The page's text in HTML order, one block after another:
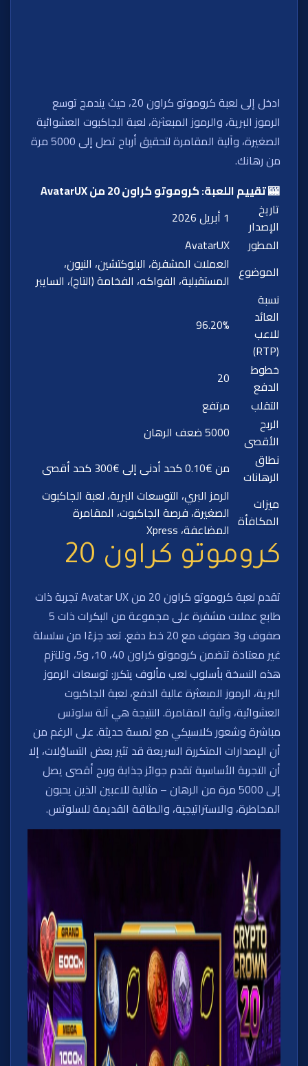
ادخل إلى لعبة كروموتو كراون 20، حيث يندمج توسع
الرموز البرية، والرموز المبعثرة، لعبة الجاكبوت العشوائية
الصغيرة، وآلية المقامرة لتحقيق أرباح تصل إلى 5000 مرة
من رهانك.
🎰 تقييم اللعبة: كروموتو كراون 20 من AvatarUX
تاريخ
الإصدار
1 أبريل 2026
المطور
AvatarUX
الموضوع العملات المشفرة، البلوكتشين، النيون،
المستقبلية، الفواكه، الفخامة (التاج)، السايبر
نسبة
العائد
للاعب
(RTP)
96.20%
خطوط
الدفع
20
التقلب
مرتفع
الربح
الأقصى
5000 ضعف الرهان
نطاق
الرهانات
من €0.10 كحد أدنى إلى €300 كحد أقصى
ميزات
المكافأة
الرمز البري، التوسعات البرية، لعبة الجاكبوت
الصغيرة، فرصة الجاكبوت، المقامرة
المضاعفة، Xpress
كروموتو كراون 20
تقدم لعبة كروموتو كراون 20 من Avatar UX تجربة ذات
طابع عملات مشفرة على مجموعة من البكرات ذات 5
صفوف و3 صفوف مع 20 خط دفع. تعد جزءًا من سلسلة
غير معتادة تتضمن كروموتو كراون 40، 10، و5، وتلتزم
هذه النسخة بأسلوب لعب مألوف يتكرر: توسعات الرموز
البرية، الرموز المبعثرة عالية الدفع، لعبة الجاكبوت
العشوائية، وآلية المقامرة. النتيجة هي آلة سلوتس
مباشرة وشعور كلاسيكي مع لمسة حديثة. على الرغم من
أن الإصدارات المتكررة السريعة قد تثير بعض التساؤلات، إلا
أن التجربة الأساسية تقدم جوائز جذابة وربح أقصى يصل
إلى 5000 مرة من الرهان – مثالية للاعبين الذين يحبون
المخاطرة، والاستراتيجية، والطاقة القديمة للسلوتس.